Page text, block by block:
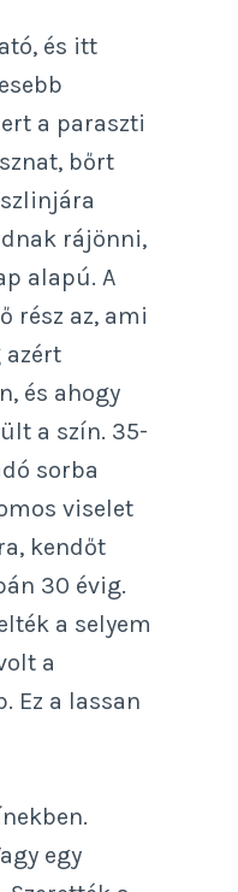
és itt
a paraszti
bőrt
rájönni,
alapú. A
rész az, ami
azért
és ahogy
a szín. 35-
sorba
viselet
kendőt
30 évig.
a selyem
a
Ez a lassan
egy